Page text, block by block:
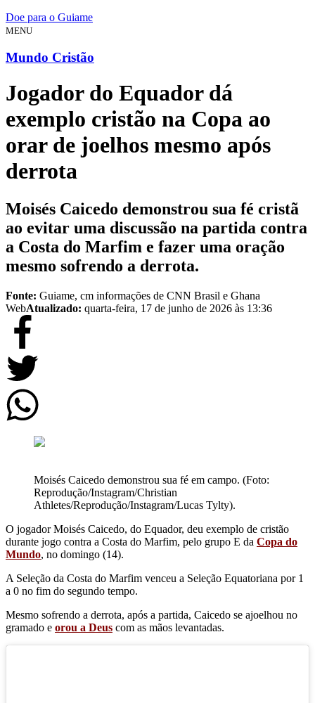
Doe para o Guiame
MENU
Mundo Cristão
Jogador do Equador dá
exemplo cristão na Copa ao
orar de joelhos mesmo após
derrota
Moisés Caicedo demonstrou sua fé cristã
ao evitar uma discussão na partida contra
a Costa do Marfim e fazer uma oração
mesmo sofrendo a derrota.
Fonte: Guiame, cm informações de CNN Brasil e Ghana
WebAtualizado: quarta-feira, 17 de junho de 2026 às 13:36
Moisés Caicedo demonstrou sua fé em campo. (Foto:
Reprodução/Instagram/Christian
Athletes/Reprodução/Instagram/Lucas Tylty).
O jogador Moisés Caicedo, do Equador, deu exemplo de cristão
durante jogo contra a Costa do Marfim, pelo grupo E da Copa do
Mundo, no domingo (14).
A Seleção da Costa do Marfim venceu a Seleção Equatoriana por 1
a 0 no fim do segundo tempo.
Mesmo sofrendo a derrota, após a partida, Caicedo se ajoelhou no
gramado e orou a Deus com as mãos levantadas.